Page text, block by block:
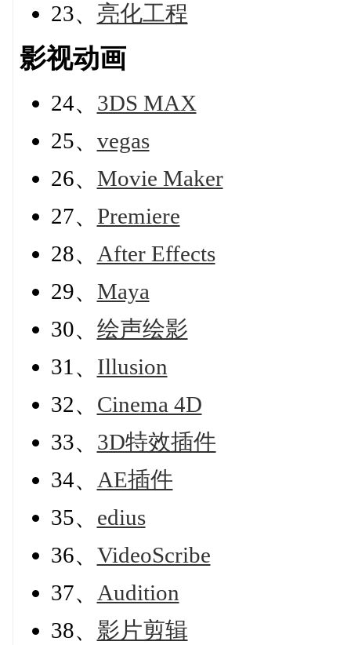
23、 亮化工程
影视动画
24、 3DS MAX
25、 vegas
26、 Movie Maker
27、 Premiere
28、 After Effects
29、 Maya
30、 绘声绘影
31、 Illusion
32、 Cinema 4D
33、 3D特效插件
34、 AE插件
35、 edius
36、 VideoScribe
37、 Audition
38、 影片剪辑